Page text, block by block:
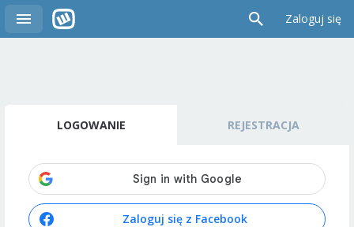
Zaloguj się
LOGOWANIE REJESTRACJA
Zaloguj się z Facebook